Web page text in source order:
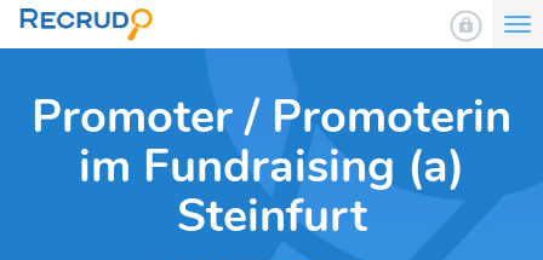
Promoter / Promoterin
im Fundraising (a)
Steinfurt